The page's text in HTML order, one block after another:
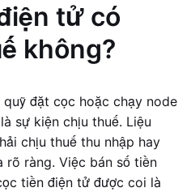
tử có
không?
đặt cọc hoặc chạy node
sự kiện chịu thuế. Liệu
chịu thuế thu nhập hay
rõ ràng. Việc bán số tiền
tiền điện tử được coi là